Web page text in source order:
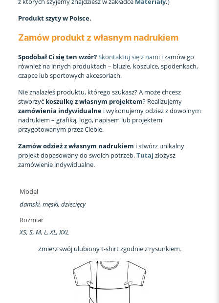
Produkt szyty w Polsce.
Zamów produkt z własnym nadrukiem
Spodobał Ci się ten wzór?Skontaktuj się z namii zamów go
również na innych produktach – bluzie, koszulce, spodenkach,
czapce lub sportowych akcesoriach.
Nie znalazłeś produktu, którego szukasz? A może chcesz
stworzyć koszulkę z własnym projektem? Realizujemy
zamówienia indywidualnei wykonujemy odzież z dowolnym
nadrukiem – grafiką, logo, napisem lub projektem
przygotowanym przez Ciebie.
Zamów odzież z własnym nadrukiem i stwórz unikalny
projekt dopasowany do swoich potrzeb.Tutaj złożysz
zamówienie indywidualne.
Model
damski, męski, dziecięcy
Rozmiar
XS, S, M, L, XL, XXL
Zmierz swój ulubiony t-shirt zgodnie z rysunkiem.